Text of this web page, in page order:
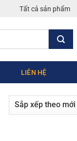
Tất cả sản phẩm
LIÊN HỆ